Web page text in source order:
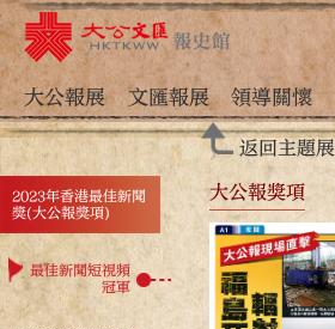
大公報展 文匯報展 領導關懷
返回主題展
2023年香港最佳新聞
獎(大公報獎項)
最佳新聞短視頻
冠軍
大公報獎項